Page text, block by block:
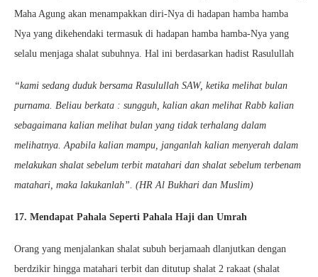
Maha Agung akan menampakkan diri-Nya di hadapan hamba hamba
Nya yang dikehendaki termasuk di hadapan hamba hamba-Nya yang
selalu menjaga shalat subuhnya. Hal ini berdasarkan hadist Rasulullah
“kami sedang duduk bersama Rasulullah SAW, ketika melihat bulan
purnama. Beliau berkata : sungguh, kalian akan melihat Rabb kalian
sebagaimana kalian melihat bulan yang tidak terhalang dalam
melihatnya. Apabila kalian mampu, janganlah kalian menyerah dalam
melakukan shalat sebelum terbit matahari dan shalat sebelum terbenam
matahari, maka lakukanlah”. (HR Al Bukhari dan Muslim)
17. Mendapat Pahala Seperti Pahala Haji dan Umrah
Orang yang menjalankan shalat subuh berjamaah dlanjutkan dengan
berdzikir hingga matahari terbit dan ditutup shalat 2 rakaat (shalat